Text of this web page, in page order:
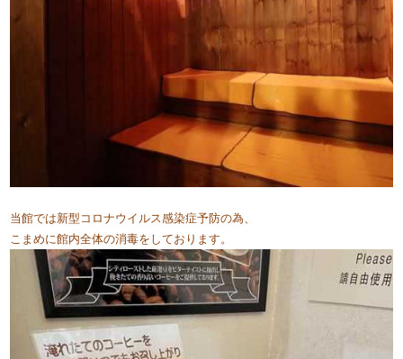
当館では新型コロナウイルス感染症予防の為、
こまめに館内全体の消毒をしております。